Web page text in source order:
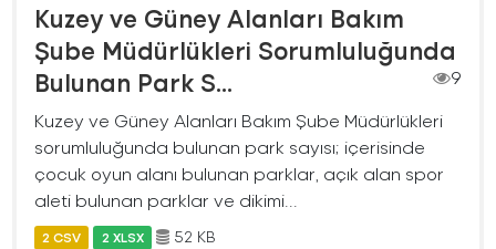
Kuzey ve Güney Alanları Bakım
Şube Müdürlükleri Sorumluluğunda
Bulunan Park S...
9
Kuzey ve Güney Alanları Bakım Şube Müdürlükleri
sorumluluğunda bulunan park sayısı; içerisinde
çocuk oyun alanı bulunan parklar, açık alan spor
aleti bulunan parklar ve dikimi...
2 CSV 2 XLSX 52 KB